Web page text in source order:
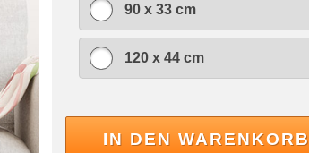
90 x 33 cm
120 x 44 cm
IN DEN WARENKORB